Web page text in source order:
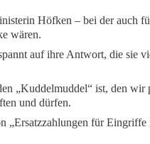
Höfken – bei der auch
wären.
auf ihre Antwort, die sie
„Kuddelmuddel“ ist, den
und dürfen.
„Ersatzzahlungen für